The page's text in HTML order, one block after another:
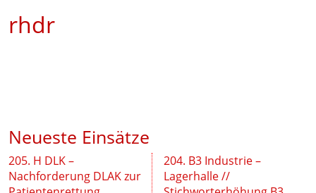
rhdr
Neueste Einsätze
205. H DLK –
Nachforderung DLAK zur
204. B3 Industrie –
Lagerhalle //